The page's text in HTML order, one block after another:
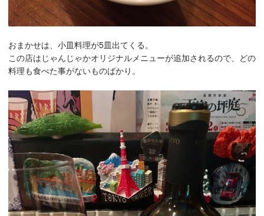
おまかせは、小皿料理が5皿出てくる。
この店はじゃんじゃかオリジナルメニューが追加されるので、どの
料理も食べた事がないものばかり。